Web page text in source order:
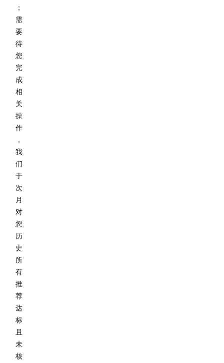
；
需
要
待
您
完
成
相
关
操
作
，
我
们
于
次
月
对
您
历
史
所
有
推
荐
达
标
且
未
核